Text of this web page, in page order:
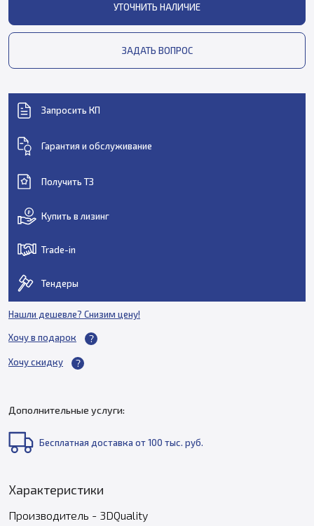
УТОЧНИТЬ НАЛИЧИЕ
ЗАДАТЬ ВОПРОС
Запросить КП
Гарантия и обслуживание
Получить ТЗ
Купить в лизинг
Trade-in
Тендеры
Нашли дешевле? Снизим цену!
Хочу в подарок
Хочу скидку
Дополнительные услуги:
Бесплатная доставка от 100 тыс. руб.
Характеристики
Производитель - 3DQuality